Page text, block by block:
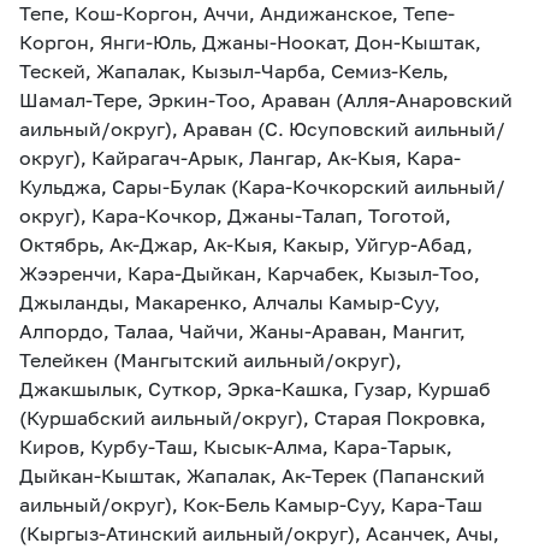
Тепе, Кош-Коргон, Аччи, Андижанское, Тепе-
Коргон, Янги-Юль, Джаны-Ноокат, Дон-Кыштак,
Тескей, Жапалак, Кызыл-Чарба, Семиз-Кель,
Шамал-Тере, Эркин-Тоо, Араван (Алля-Анаровский
аильный/округ), Араван (С. Юсуповский аильный/
округ), Кайрагач-Арык, Лангар, Ак-Кыя, Кара-
Кульджа, Сары-Булак (Кара-Кочкорский аильный/
округ), Кара-Кочкор, Джаны-Талап, Тоготой,
Октябрь, Ак-Джар, Ак-Кыя, Какыр, Уйгур-Абад,
Жээренчи, Кара-Дыйкан, Карчабек, Кызыл-Тоо,
Джыланды, Макаренко, Алчалы Камыр-Суу,
Алпордо, Талаа, Чайчи, Жаны-Араван, Мангит,
Телейкен (Мангытский аильный/округ),
Джакшылык, Суткор, Эрка-Кашка, Гузар, Куршаб
(Куршабский аильный/округ), Старая Покровка,
Киров, Курбу-Таш, Кысык-Алма, Кара-Тарык,
Дыйкан-Кыштак, Жапалак, Ак-Терек (Папанский
аильный/округ), Кок-Бель Камыр-Суу, Кара-Таш
(Кыргыз-Атинский аильный/округ), Асанчек, Ачы,